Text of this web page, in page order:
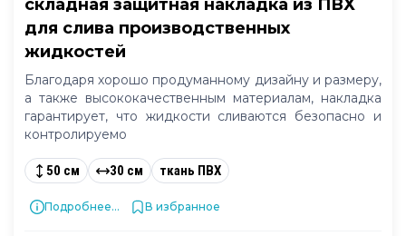
складная защитная накладка из ПВХ
для слива производственных
жидкостей
Благодаря хорошо продуманному дизайну и размеру,
а также высококачественным материалам, накладка
гарантирует, что жидкости сливаются безопасно и
контролируемо
50 см 30 см ткань ПВХ
Подробнее... В избранное